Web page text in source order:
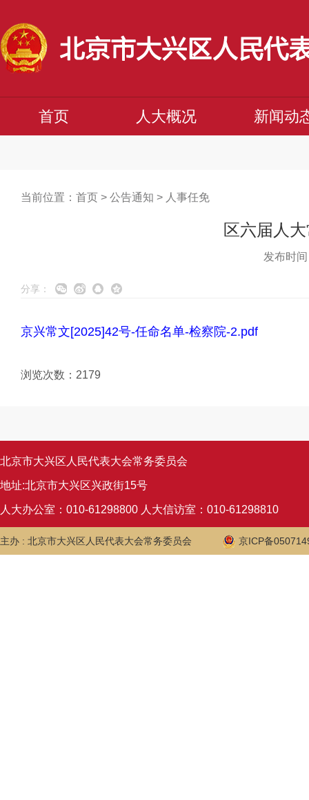
首页 人大概况 新闻动
当前位置： 首页 > 公告通知 > 人事任免
区六届人
发布时
分享：
京兴常文[2025]42号-任命名单-检察院-2.pdf
浏览次数： 2179
北京市大兴区人民代表大会常务委员会
地址:北京市大兴区兴政街15号
人大办公室：010-61298800 人大信访室：010-61298810
主办 : 北京市大兴区人民代表大会常务委员会 京ICP备